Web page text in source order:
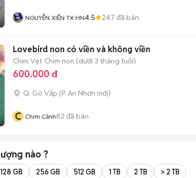
NGUYỄN XIỂN TX HN4.5 247 đã bán
Lovebird non có viền và không viền
Chim Vẹt Chim non (dưới 3 tháng tuổi)
600.000 đ
Q. Gò Vấp (P. An Nhơn mới)
C Chim Cảnh82 đã bán
nào ?
128 GB 256 GB 512 GB 1 TB 2 TB > 2 TB